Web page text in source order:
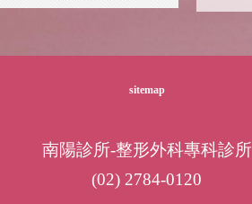
sitemap
南陽診所-整形外科專科診所
(02) 2784-0120